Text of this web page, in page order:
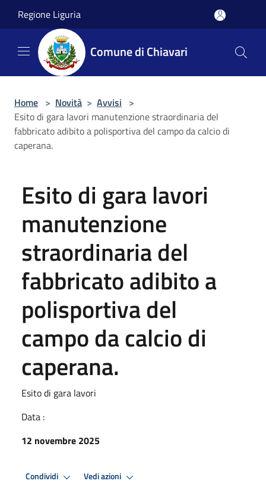
Regione Liguria
Comune di Chiavari
Home > Novità > Avvisi >
Esito di gara lavori manutenzione straordinaria del
fabbricato adibito a polisportiva del campo da calcio di
caperana.
Esito di gara lavori
manutenzione
straordinaria del
fabbricato adibito a
polisportiva del
campo da calcio di
caperana.
Esito di gara lavori
Data :
12 novembre 2025
Condividi Vedi azioni